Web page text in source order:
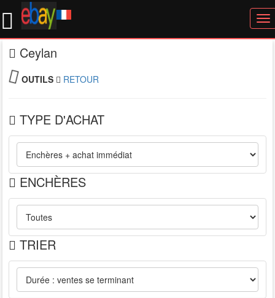
Ceylan
OUTILS RETOUR
TYPE D'ACHAT
ENCHÈRES
TRIER